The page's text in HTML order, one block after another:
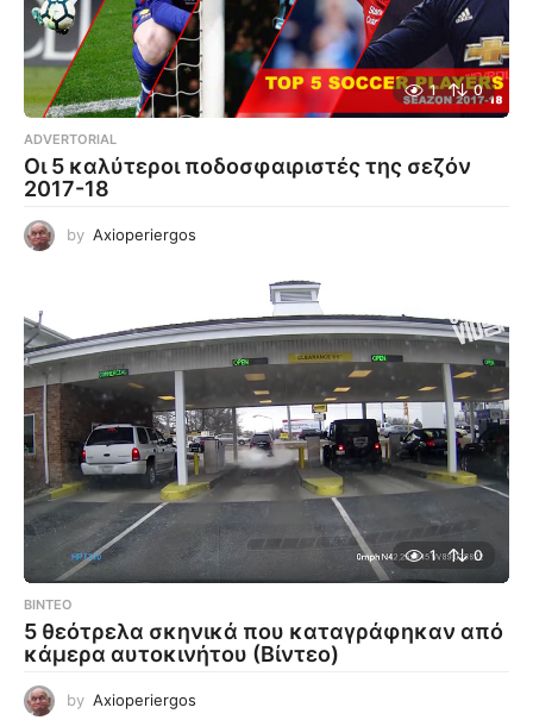
1 0
ADVERTORIAL
Οι 5 καλύτεροι ποδοσφαιριστές της σεζόν
2017-18
by Axioperiergos
1 0
ΒΊΝΤΕΟ
5 θεότρελα σκηνικά που καταγράφηκαν από
κάμερα αυτοκινήτου (Βίντεο)
by Axioperiergos